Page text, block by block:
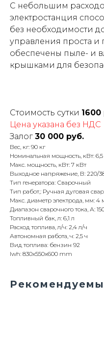
С небольшим
электростанция
без необходимости
управления проста и
обеспечены пыле- и
крышками для
Стоимость сутки 1600
Цена указана без НДС
Залог 30 000 руб.
Вес, кг: 90 кг
Номинальная мощность, кВт:
Макс. мощность, кВт: 7 кВт
Выходное напряжение, В: 220/
Тип генератора: Сварочный
Тип работ,: Ручная дуговая
Макс. диаметр электрода, мм: 4
Диапазон сварочного тока, А:
Топливный бак, л: 6,1 л
Расход топлива, л/ч: 2,4 л/ч
Автономная работа, ч: 2,5 ч
Вид топлива: бензин 92
lwh: 830x550x600 mm